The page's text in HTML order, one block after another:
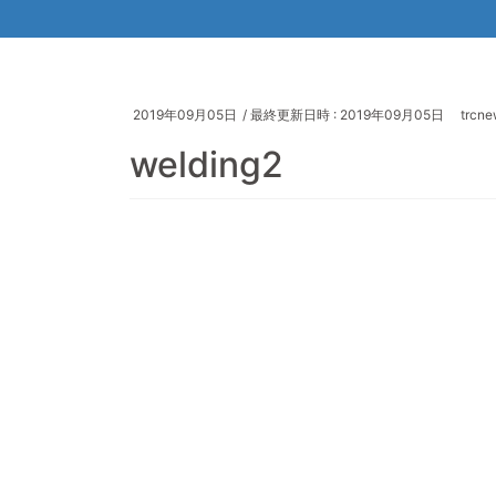
2019年09月05日 / 最終更新日時 : 2019年09月05日
welding2